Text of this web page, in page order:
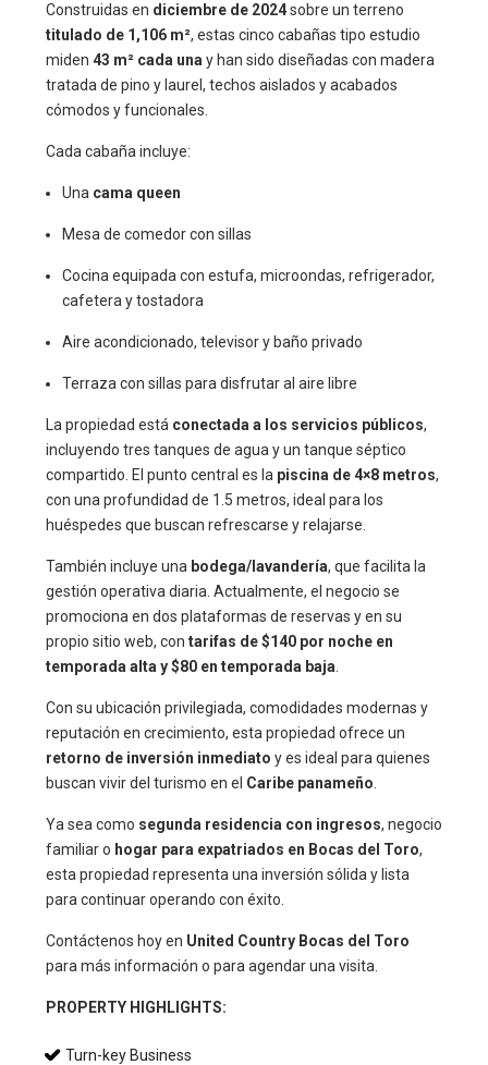
Construidas en diciembre de 2024sobre un terreno
titulado de 1,106 m², estas cinco cabañas tipo estudio
miden 43 m² cada una y han sido diseñadas con madera
tratada de pino y laurel, techos aislados y acabados
cómodos y funcionales.
Cada cabaña incluye:
Una cama queen
Mesa de comedor con sillas
Cocina equipada con estufa, microondas, refrigerador,
cafetera y tostadora
Aire acondicionado, televisor y baño privado
Terraza con sillas para disfrutar al aire libre
La propiedad está conectada a los servicios públicos,
incluyendo tres tanques de agua y un tanque séptico
compartido. El punto central es la piscina de 4×8 metros,
con una profundidad de 1.5 metros, ideal para los
huéspedes que buscan refrescarse y relajarse.
También incluye una bodega/lavandería, que facilita la
gestión operativa diaria. Actualmente, el negocio se
promociona en dos plataformas de reservas y en su
propio sitio web, con tarifas de $140 por noche en
temporada alta y $80 en temporada baja
Con su ubicación privilegiada, comodidades modernas y
reputación en crecimiento, esta propiedad ofrece un
retorno de inversión inmediato y es ideal para quienes
buscan vivir del turismo en el Caribe panameño
Ya sea como segunda residencia con ingresos, negocio
familiar o hogar para expatriados en Bocas del Toro,
esta propiedad representa una inversión sólida y lista
para continuar operando con éxito.
Contáctenos hoy en United Country Bocas del Toro
para más información o para agendar una visita.
PROPERTY HIGHLIGHTS:
Turn-key Business